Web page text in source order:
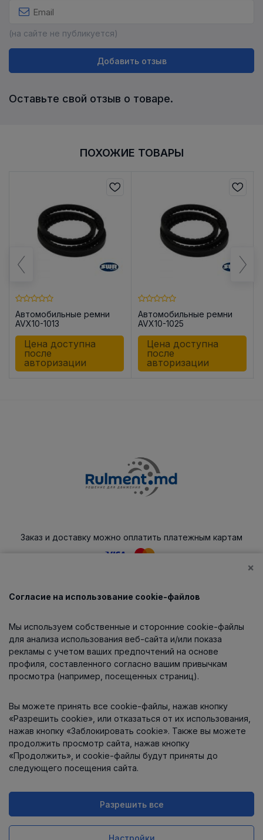
(на сайте не публикуется)
Добавить отзыв
Оставьте свой отзыв о товаре.
ПОХОЖИЕ ТОВАРЫ
Aвтомобильные ремни
AVX10-1013
Цена доступна
после
авторизации
Aвтомобильные ремни
AVX10-1025
Цена доступна
после
авторизации
Заказ и доставку можно оплатить платежным картам
Каталог
О компании
Информация
Контакты
Интернет-магазин работает
×
Согласие на использование cookie-файлов
Мы используем собственные и сторонние cookie-файлы
для анализа использования веб-сайта и/или показа
рекламы с учетом ваших предпочтений на основе
профиля, составленного согласно вашим привычкам
просмотра (например, посещенных страниц).
Вы можете принять все cookie-файлы, нажав кнопку
«Разрешить cookie», или отказаться от их использования,
нажав кнопку «Заблокировать cookie». Также вы можете
продолжить просмотр сайта, нажав кнопку
«Продолжить», и cookie-файлы будут приняты до
следующего посещения сайта.
Разрешить все
Настройки